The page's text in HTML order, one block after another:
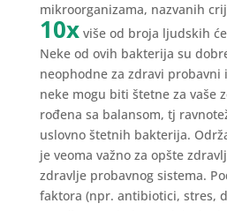
mikroorganizama, nazvanih
10xviše od broja ljudskih
Neke od ovih bakterija su
neophodne za zdravi probavni
neke mogu biti štetne za vaše
rođena sa balansom, tj
uslovno štetnih bakterija.
je veoma važno za opšte
zdravlje probavnog sistema.
faktora (npr. antibiotici, stres,